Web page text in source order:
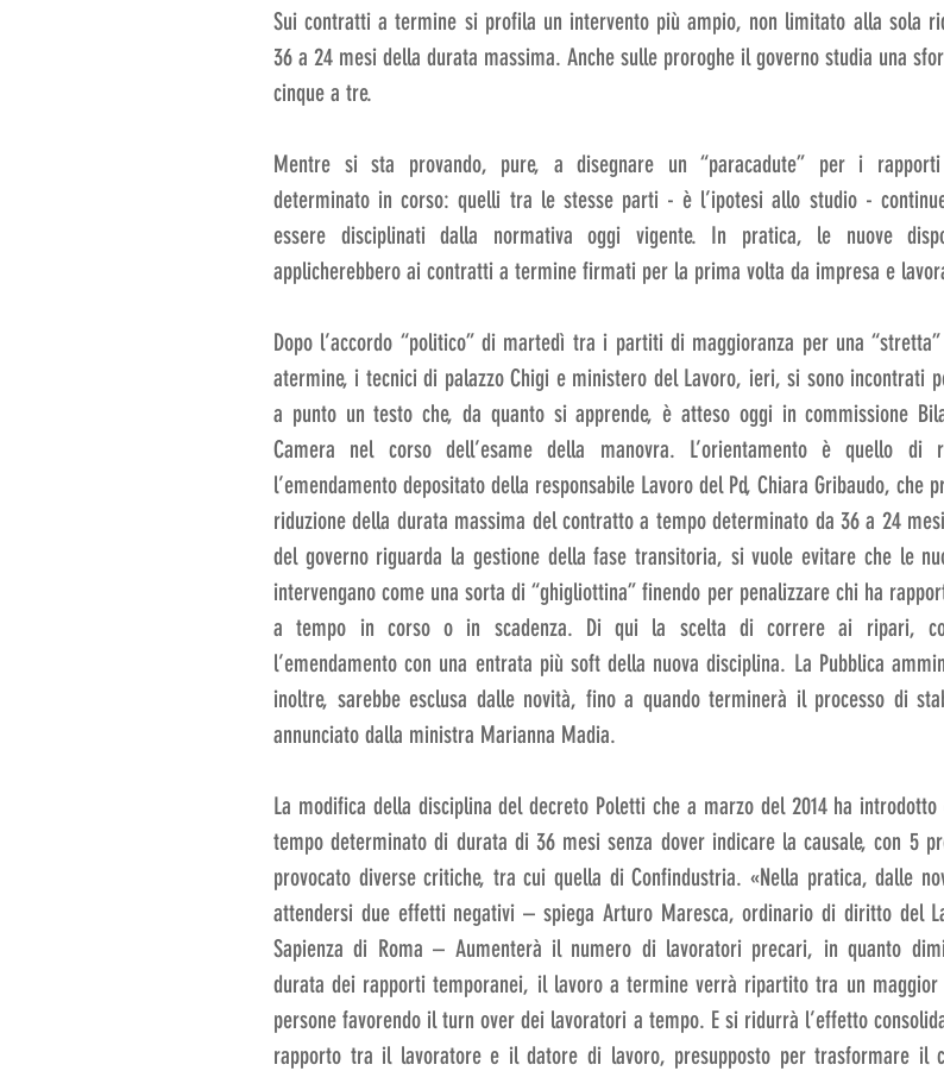
Sui contratti a termine si profila un intervento più ampio, non limitato alla sola
36 a 24 mesi della durata massima. Anche sulle proroghe il governo studia una
cinque a tre.
Mentre si sta provando, pure, a disegnare un “paracadute” per i
determinato in corso: quelli tra le stesse parti - è l’ipotesi allo studio -
essere disciplinati dalla normativa oggi vigente. In pratica, le nuove
applicherebbero ai contratti a termine firmati per la prima volta da impresa e
Dopo l’accordo “politico” di martedì tra i partiti di maggioranza per una
atermine, i tecnici di palazzo Chigi e ministero del Lavoro, ieri, si sono incontrati
a punto un testo che, da quanto si apprende, è atteso oggi in commissione
Camera nel corso dell’esame della manovra. L’orientamento è quello di
l’emendamento depositato della responsabile Lavoro del Pd, Chiara Gribaudo, che
riduzione della durata massima del contratto a tempo determinato da 36 a 24
del governo riguarda la gestione della fase transitoria, si vuole evitare che le
intervengano come una sorta di “ghigliottina” finendo per penalizzare chi ha
a tempo in corso o in scadenza. Di qui la scelta di correre ai ripari,
l’emendamento con una entrata più soft della nuova disciplina. La Pubblica
inoltre, sarebbe esclusa dalle novità, fino a quando terminerà il processo di
annunciato dalla ministra Marianna Madia.
La modifica della disciplina del decreto Poletti che a marzo del 2014 ha
tempo determinato di durata di 36 mesi senza dover indicare la causale, con 5
provocato diverse critiche, tra cui quella di Confindustria. «Nella pratica, dalle
attendersi due effetti negativi – spiega Arturo Maresca, ordinario di diritto del
Sapienza di Roma – Aumenterà il numero di lavoratori precari, in quanto
durata dei rapporti temporanei, il lavoro a termine verrà ripartito tra un maggior
persone favorendo il turn over dei lavoratori a tempo. E si ridurrà l’effetto
rapporto tra il lavoratore e il datore di lavoro, presupposto per trasformare il